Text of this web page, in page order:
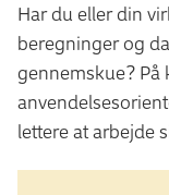
Har du eller din
beregninger og
gennemskue? På
lettere at arbejde